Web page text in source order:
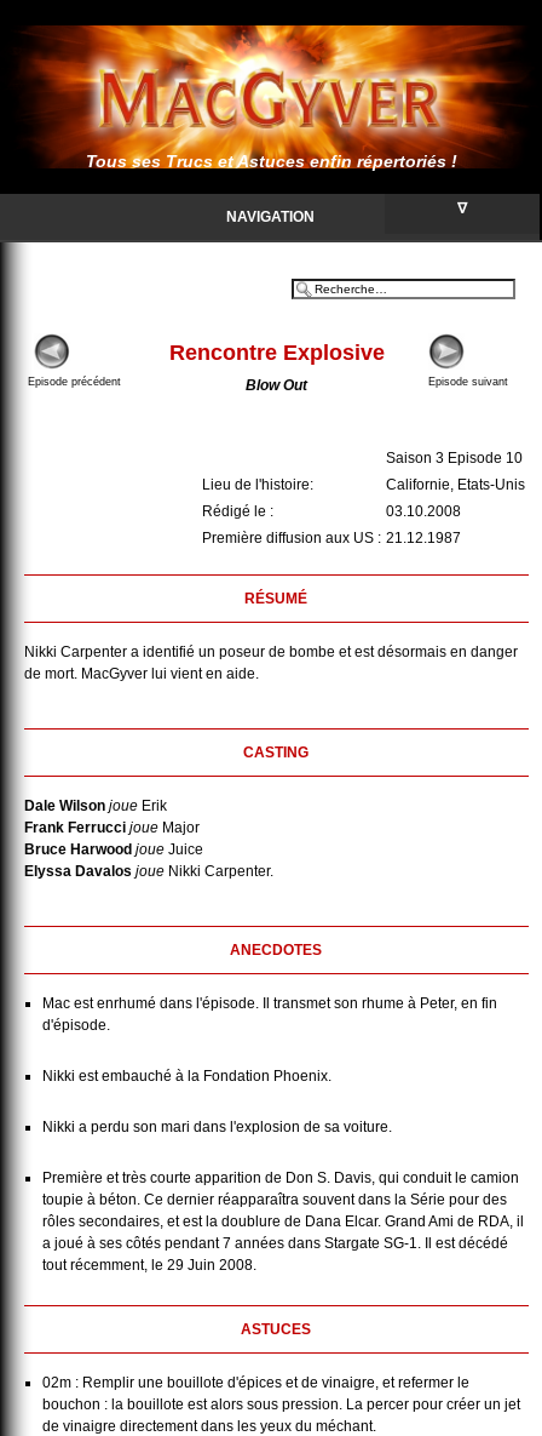
Tous ses Trucs et Astuces enfin répertoriés !
NAVIGATION ∇
Rencontre Explosive
Episode précédent Blow Out Episode suivant
Saison 3 Episode 10
Lieu de l'histoire:
Californie, Etats-Unis
Rédigé le :
03.10.2008
Première diffusion aux US : 21.12.1987
RÉSUMÉ
Nikki Carpenter a identifié un poseur de bombe et est désormais en danger
de mort. MacGyver lui vient en aide.
CASTING
Dale Wilson joue Erik
Frank Ferrucci joue Major
Bruce Harwood joue Juice
Elyssa Davalos joue Nikki Carpenter.
ANECDOTES
Mac est enrhumé dans l'épisode. Il transmet son rhume à Peter, en fin
d'épisode.
Nikki est embauché à la Fondation Phoenix.
Nikki a perdu son mari dans l'explosion de sa voiture.
Première et très courte apparition de Don S. Davis, qui conduit le camion
toupie à béton. Ce dernier réapparaîtra souvent dans la Série pour des
rôles secondaires, et est la doublure de Dana Elcar. Grand Ami de RDA, il
a joué à ses côtés pendant 7 années dans Stargate SG-1. Il est décédé
tout récemment, le 29 Juin 2008.
ASTUCES
02m : Remplir une bouillote d'épices et de vinaigre, et refermer le
bouchon : la bouillote est alors sous pression. La percer pour créer un jet
de vinaigre directement dans les yeux du méchant.